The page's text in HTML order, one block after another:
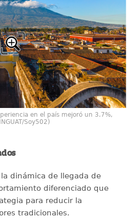
en el país mejoró un 3.7%,
Soy502)
dinámica de llegada de
diferenciado que
para reducir la
tradicionales.